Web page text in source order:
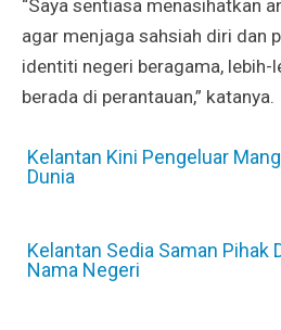
“Saya sentiasa menasihatkan
agar menjaga sahsiah diri dan
identiti negeri beragama, lebih-
berada di perantauan,” katanya.
Kelantan Kini Pengeluar
Dunia
Kelantan Sedia Saman Pihak
Nama Negeri